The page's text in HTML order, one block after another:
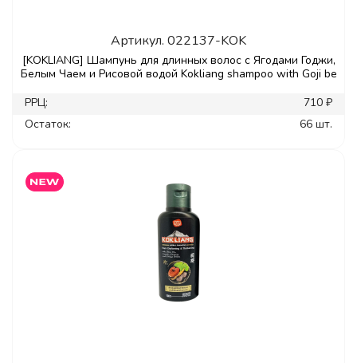
Артикул. 022137-KOK
[KOKLIANG] Шампунь для длинных волос с Ягодами Годжи,
Белым Чаем и Рисовой водой Kokliang shampoo with Goji be
РРЦ:
710 ₽
Остаток:
66 шт.